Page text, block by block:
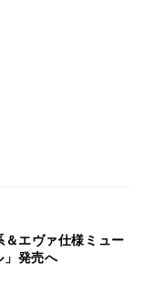
エヴァ仕様ミュー
」発売へ